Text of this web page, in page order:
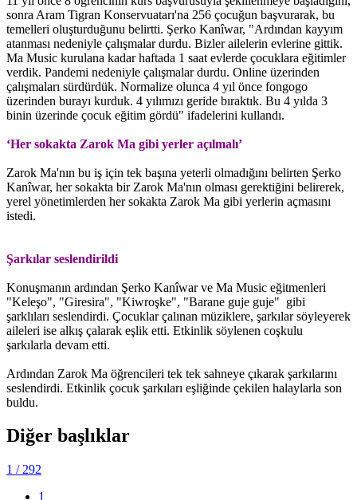
sonra Aram Tigran Konservuatarı'na 256 çocuğun başvurarak, bu
temelleri oluşturduğunu belirtti. Şerko Kanîwar, "Ardından kayyım
atanması nedeniyle çalışmalar durdu. Bizler ailelerin evlerine gittik.
Ma Music kurulana kadar haftada 1 saat evlerde çocuklara eğitimler
verdik. Pandemi nedeniyle çalışmalar durdu. Online üzerinden
çalışmaları sürdürdük. Normalize olunca 4 yıl önce fongogo
üzerinden burayı kurduk. 4 yılımızı geride bıraktık. Bu 4 yılda 3
binin üzerinde çocuk eğitim gördü" ifadelerini kullandı.
‘Her sokakta Zarok Ma gibi yerler açılmalı’
Zarok Ma'nın bu iş için tek başına yeterli olmadığını belirten Şerko
Kanîwar, her sokakta bir Zarok Ma'nın olması gerektiğini belirerek,
yerel yönetimlerden her sokakta Zarok Ma gibi yerlerin açmasını
istedi.
Şarkılar seslendirildi
Konuşmanın ardından Şerko Kanîwar ve Ma Music eğitmenleri
"Keleşo", "Giresira", "Kiwroşke", "Barane guje guje" gibi
şarklıları seslendirdi. Çocuklar çalınan müziklere, şarkılar söyleyerek
aileleri ise alkış çalarak eşlik etti. Etkinlik söylenen coşkulu
şarkılarla devam etti.
Ardından Zarok Ma öğrencileri tek tek sahneye çıkarak şarkılarını
seslendirdi. Etkinlik çocuk şarkıları eşliğinde çekilen halaylarla son
buldu.
Diğer başlıklar
1 / 292
1